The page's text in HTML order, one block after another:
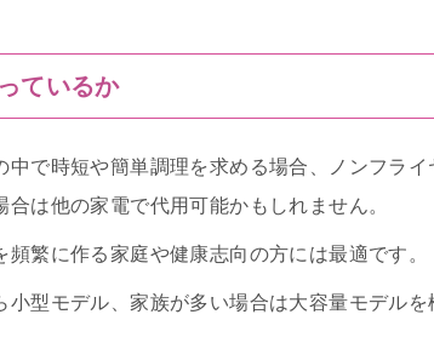
ているか
中で時短や簡単調理を求める場合、ノンフラ
は他の家電で代用可能かもしれません。
頻繁に作る家庭や健康志向の方には最適です。
小型モデル、家族が多い場合は大容量モデルを